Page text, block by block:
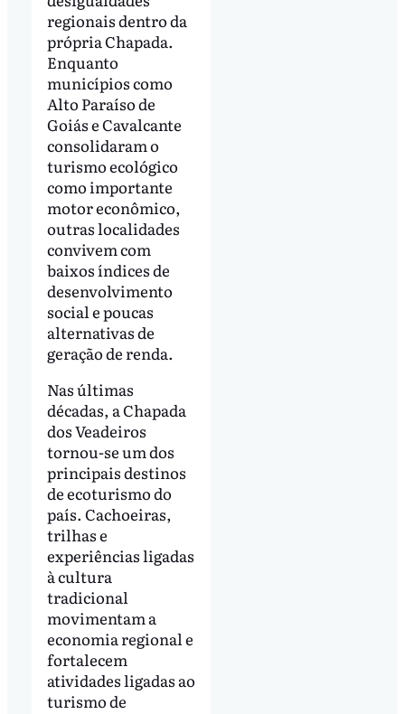
regionais dentro da
própria Chapada.
Enquanto
municípios como
Alto Paraíso de
Goiás e Cavalcante
consolidaram o
turismo ecológico
como importante
motor econômico,
outras localidades
convivem com
baixos índices de
desenvolvimento
social e poucas
alternativas de
geração de renda.
Nas últimas
décadas, a Chapada
dos Veadeiros
tornou-se um dos
principais destinos
de ecoturismo do
país. Cachoeiras,
trilhas e
experiências ligadas
à cultura
tradicional
movimentam a
economia regional e
fortalecem
atividades ligadas ao
turismo de